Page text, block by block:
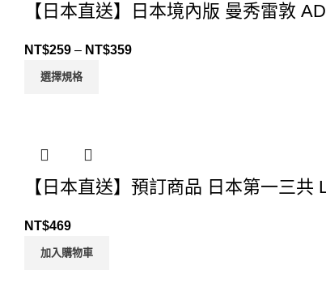
【日本直送】日本境內版 曼秀雷敦
NT$259 – NT$359
選擇規格
【日本直送】預訂商品 日本第一三
NT$469
加入購物車